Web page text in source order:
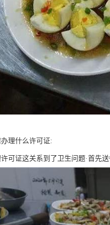
理什么许可证:
可证这关系到了卫生问题·首先